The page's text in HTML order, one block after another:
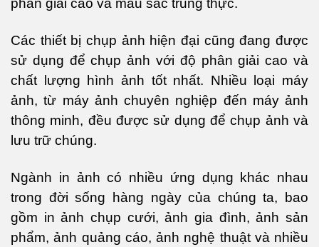
phân giải cao và màu sắc trung thực.
Các thiết bị chụp ảnh hiện đại cũng đang được
sử dụng để chụp ảnh với độ phân giải cao và
chất lượng hình ảnh tốt nhất. Nhiều loại máy
ảnh, từ máy ảnh chuyên nghiệp đến máy ảnh
thông minh, đều được sử dụng để chụp ảnh và
lưu trữ chúng.
Ngành in ảnh có nhiều ứng dụng khác nhau
trong đời sống hàng ngày của chúng ta, bao
gồm in ảnh chụp cưới, ảnh gia đình, ảnh sản
phẩm, ảnh quảng cáo, ảnh nghệ thuật và nhiều